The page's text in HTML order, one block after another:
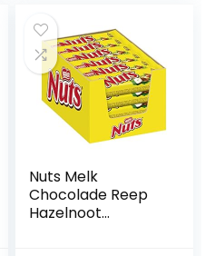
Nuts Melk
Chocolade Reep
Hazelnoot